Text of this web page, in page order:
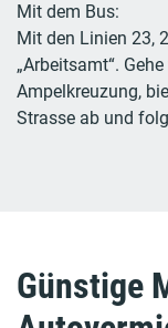
Mit dem Bus:
Mit den Linien 23,
„Arbeitsamt“.
Ampelkreuzung,
Strasse ab und
Günstige